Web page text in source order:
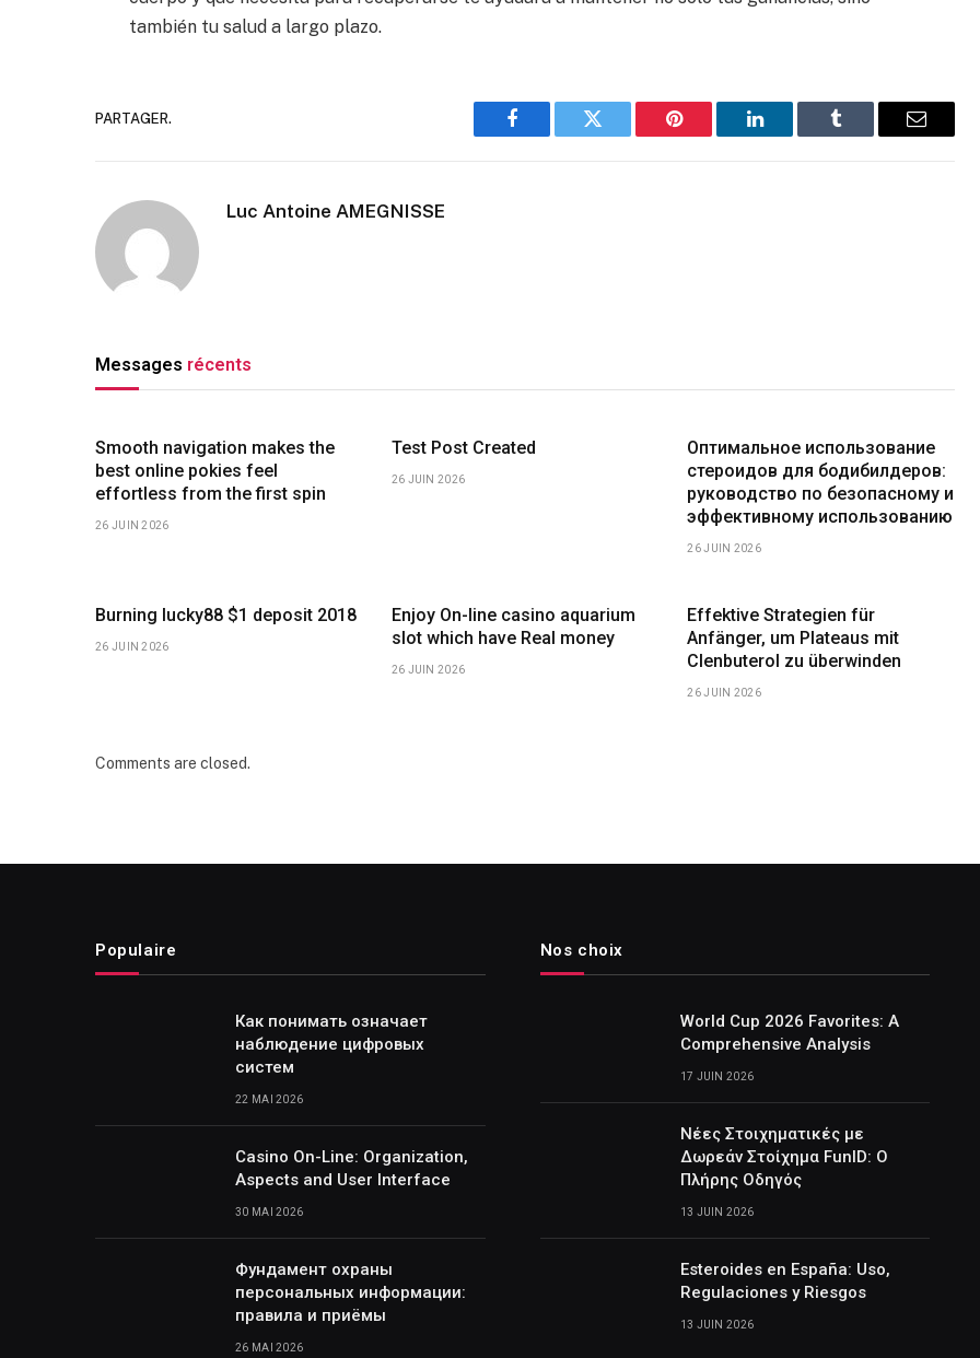
también tu salud a largo plazo.
PARTAGER.
Facebook Twitter Pinterest LinkedIn Tumblr Email
Luc Antoine AMEGNISSE
Messages récents
Smooth navigation makes the
best online pokies feel
effortless from the first spin
26 JUIN 2026
Test Post Created
26 JUIN 2026
Оптимальное использование
стероидов для бодибилдеров:
руководство по безопасному и
эффективному использованию
26 JUIN 2026
Burning lucky88 $1 deposit 2018
26 JUIN 2026
Enjoy On-line casino aquarium
slot which have Real money
26 JUIN 2026
Effektive Strategien für
Anfänger, um Plateaus mit
Clenbuterol zu überwinden
26 JUIN 2026
Comments are closed.
Populaire
Как понимать означает
наблюдение цифровых
систем
22 MAI 2026
Casino On-Line: Organization,
Aspects and User Interface
30 MAI 2026
Фундамент охраны
персональных информации:
правила и приёмы
26 MAI 2026
Nos choix
World Cup 2026 Favorites: A
Comprehensive Analysis
17 JUIN 2026
Νέες Στοιχηματικές με
Δωρεάν Στοίχημα FunID: Ο
Πλήρης Οδηγός
13 JUIN 2026
Esteroides en España: Uso,
Regulaciones y Riesgos
13 JUIN 2026